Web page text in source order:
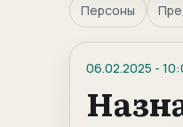
Персоны
06.02.2025 -